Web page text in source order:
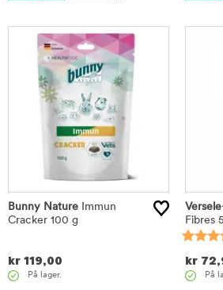
Bunny Nature Immun
Cracker 100 g
kr 119,00
På lager.
Fibres
kr
På